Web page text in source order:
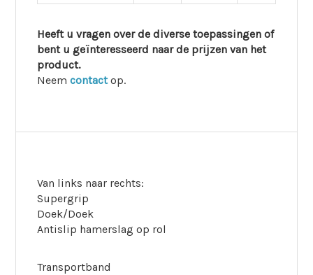
Heeft u vragen over de diverse toepassingen of
bent u geïnteresseerd naar de prijzen van het
product.
Neemcontactop.
Van links naar rechts:
Supergrip
Doek/Doek
Antislip hamerslag op rol
Transportband